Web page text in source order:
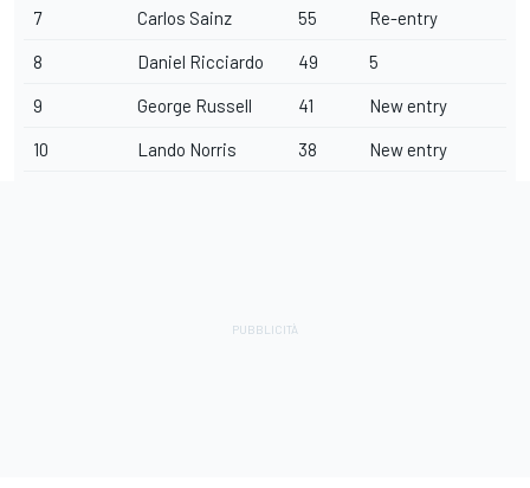
7 Carlos Sainz 55 Re-entry
8 Daniel Ricciardo 49 5
9 George Russell 41 New entry
10 Lando Norris 38 New entry